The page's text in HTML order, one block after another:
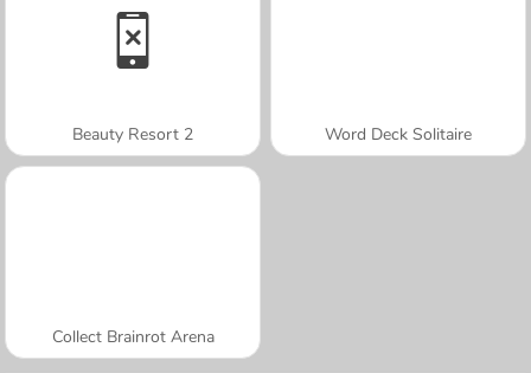
Beauty Resort 2 Word Deck Solitaire
Collect Brainrot Arena